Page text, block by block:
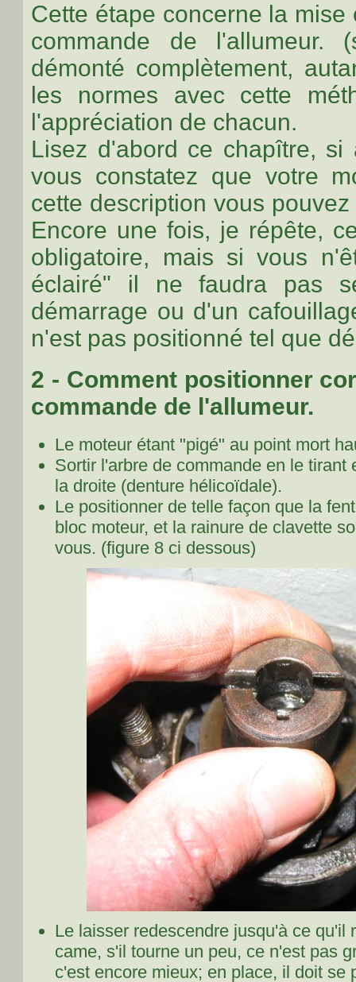
Cette étape concerne la
commande de
démonté complètement,
les normes avec cette
l'appréciation de chacun.
Lisez d'abord ce chapître,
vous constatez que votre
cette description vous
Encore une fois, je répête,
obligatoire, mais si vous
éclairé" il ne faudra pas
démarrage ou d'un
n'est pas positionné tel que
2 - Comment positionner
commande de l'allumeur.
Le moteur étant "pigé" au point mort
Sortir l'arbre de commande en le
la droite (denture hélicoïdale).
Le positionner de telle façon que la
bloc moteur, et la rainure de clavette
vous. (figure 8 ci dessous)
Le laisser redescendre jusqu'à ce qu'il
came, s'il tourne un peu, ce n'est pas
c'est encore mieux; en place, il doit